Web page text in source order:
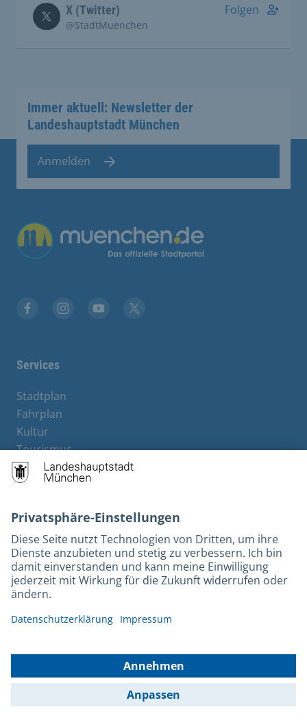
X (Twitter)
@StadtMuenchen
Folgen
Immer aktuell: Newsletter der
Landeshauptstadt München
Anmelden
Übergreifende Links
Services
Stadtplan
Fahrplan
Kultur
Tourismus
M-Strom
Bürgerservice
Rechtliches und Kontakt
Barrierefreiheit
Leichte Sprache
Gebärdensprache
Kontakt